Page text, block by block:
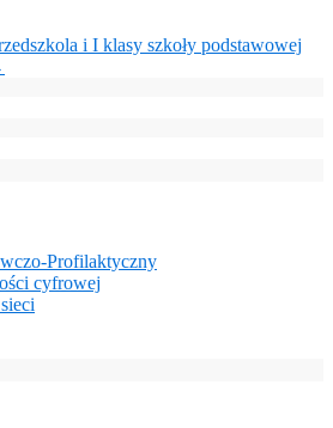
i I klasy szkoły podstawowej
Profilaktyczny
cyfrowej